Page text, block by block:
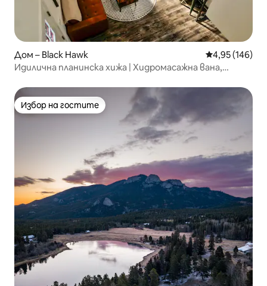
Дом – Black Hawk Средна
4,95 (146)
Идилична планинска хижа | Хидромасажна вана,
Избор на гостите
Избор на гостите